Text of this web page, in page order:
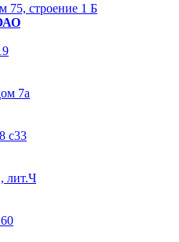
75, строение 1 Б
7а
с33
лит.Ч